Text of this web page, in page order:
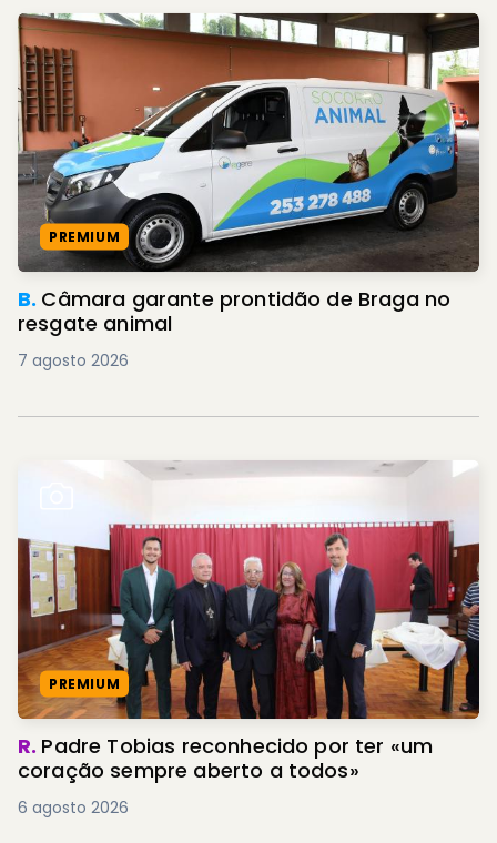
PREMIUM
B. Câmara garante prontidão de Braga no
resgate animal
7 agosto 2026
PREMIUM
R. Padre Tobias reconhecido por ter «um
coração sempre aberto a todos»
6 agosto 2026